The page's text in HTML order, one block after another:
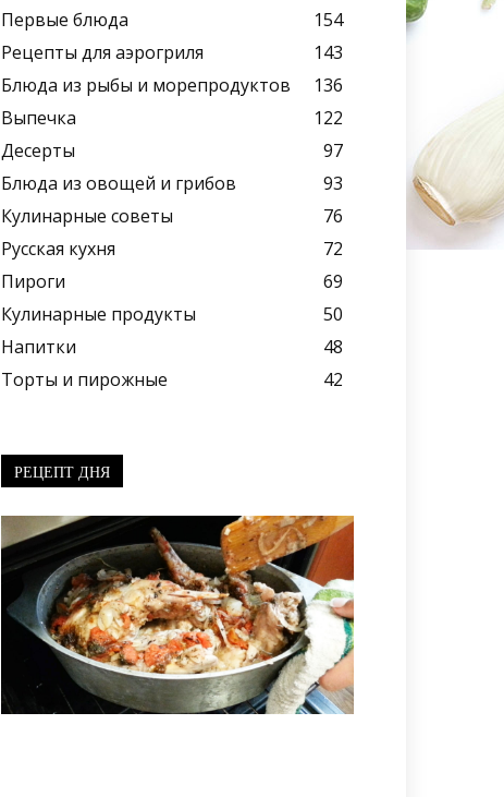
Первые блюда
154
Рецепты для аэрогриля
143
Блюда из рыбы и морепродуктов
136
Выпечка
122
Десерты
97
Блюда из овощей и грибов
93
Кулинарные советы
76
Русская кухня
72
Пироги
69
Кулинарные продукты
50
Напитки
48
Торты и пирожные
42
РЕЦЕПТ ДНЯ